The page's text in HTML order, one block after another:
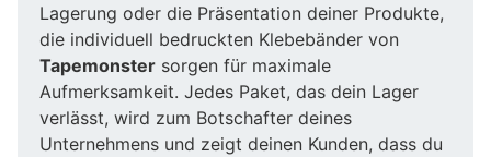
Lagerung oder die Präsentation deiner Produkte,
die individuell bedruckten Klebebänder von
Tapemonster sorgen für maximale
Aufmerksamkeit. Jedes Paket, das dein Lager
verlässt, wird zum Botschafter deines
Unternehmens und zeigt deinen Kunden, dass du